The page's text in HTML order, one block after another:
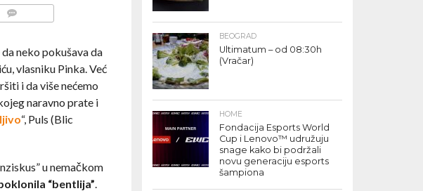
neko pokušava da
vlasniku Pinka. Već
i da više nećemo
naravno prate i
“, Puls (Blic
u nemačkom
“bentlija”.
BEOGRAD
Ultimatum – od 08:30h
(Vračar)
HOME
Fondacija Esports World
Cup i Lenovo™ udružuju
snage kako bi podržali
novu generaciju esports
šampiona